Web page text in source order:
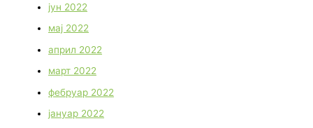
јун 2022
мај 2022
април 2022
март 2022
фебруар 2022
јануар 2022